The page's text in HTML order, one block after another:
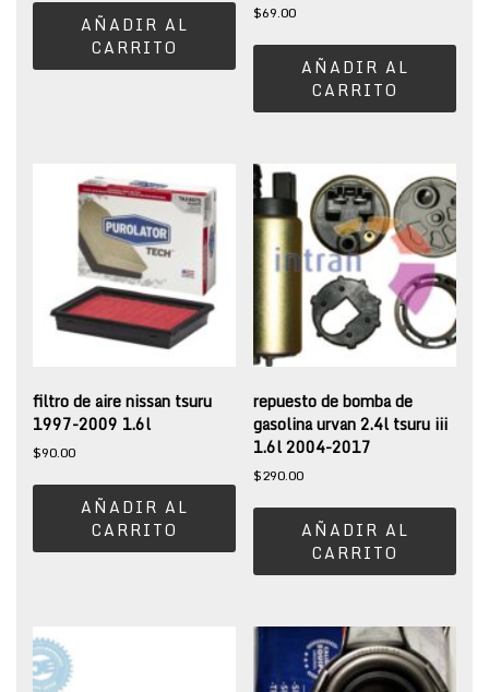
AÑADIR AL
CARRITO
$69.00
AÑADIR AL
CARRITO
filtro de aire nissan tsuru
1997-2009 1.6l
$90.00
AÑADIR AL
CARRITO
repuesto de bomba de
gasolina urvan 2.4l tsuru iii
1.6l 2004-2017
$290.00
AÑADIR AL
CARRITO